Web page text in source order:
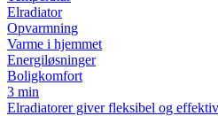
Elradiator
Opvarmning
Varme i hjemmet
Energiløsninger
Boligkomfort
3 min
Elradiatorer giver fleksibel og